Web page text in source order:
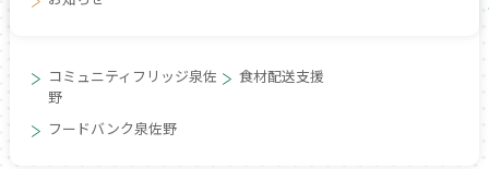
コミュニティフリッジ泉佐
野
食材配送支援
フードバンク泉佐野